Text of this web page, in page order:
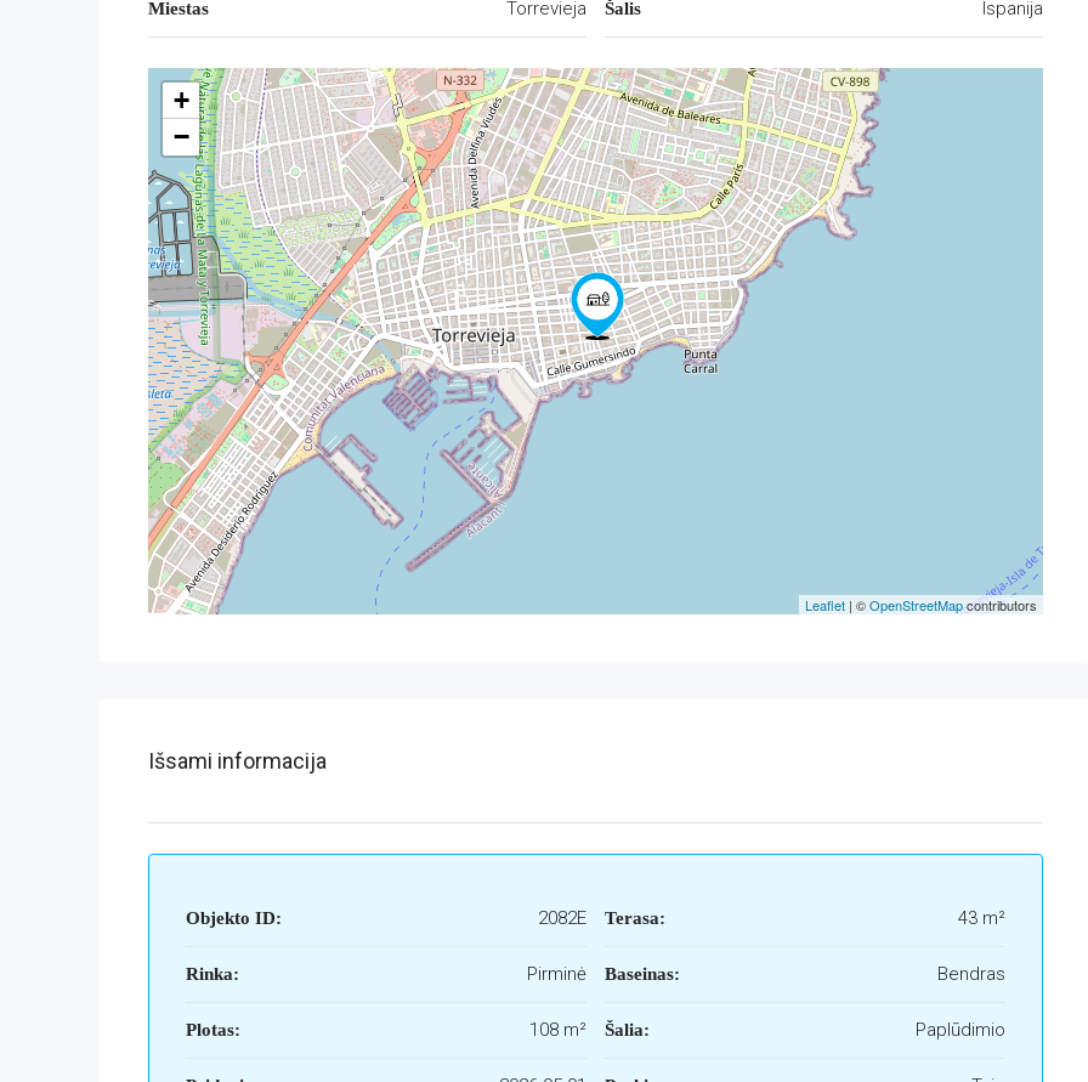
Miestas Torrevieja Šalis Ispanija
+
−
Leaflet | ©OpenStreetMapcontributors
Išsami informacija
Objekto ID: 2082E
Rinka: Pirminė
Plotas: 108 m²
Terasa: 43 m²
Baseinas: Bendras
Šalia: Paplūdimio